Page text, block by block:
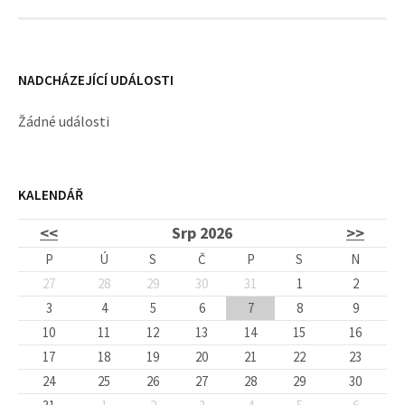
NADCHÁZEJÍCÍ UDÁLOSTI
Žádné události
KALENDÁŘ
<< Srp 2026 >>
P Ú S Č P S
N
27
28 29 30 31 1
2
3
4 5 6 7 8
9
10
11 12 13 14 15
16
17
18 19 20 21 22
23
24
25 26 27 28 29
30